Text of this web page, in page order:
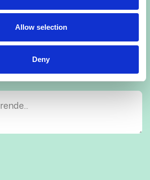
Allow selection
Deny